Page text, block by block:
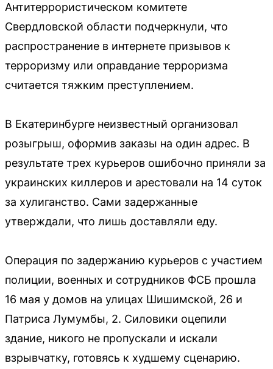
Антитеррористическом комитете
Свердловской области подчеркнули, что
распространение в интернете призывов к
терроризму или оправдание терроризма
считается тяжким преступлением.
В Екатеринбурге неизвестный организовал
розыгрыш, оформив заказы на один адрес. В
результате трех курьеров ошибочно приняли за
украинских киллеров и арестовали на 14 суток
за хулиганство. Сами задержанные
утверждали, что лишь доставляли еду.
Операция по задержанию курьеров с участием
полиции, военных и сотрудников ФСБ прошла
16 мая у домов на улицах Шишимской, 26 и
Патриса Лумумбы, 2. Силовики оцепили
здание, никого не пропускали и искали
взрывчатку, готовясь к худшему сценарию.